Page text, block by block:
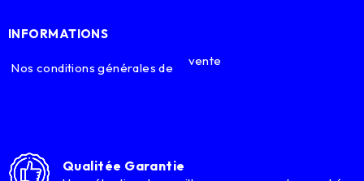
INFORMATIONS
Nos conditions générales de vente
Qualitée Garantie